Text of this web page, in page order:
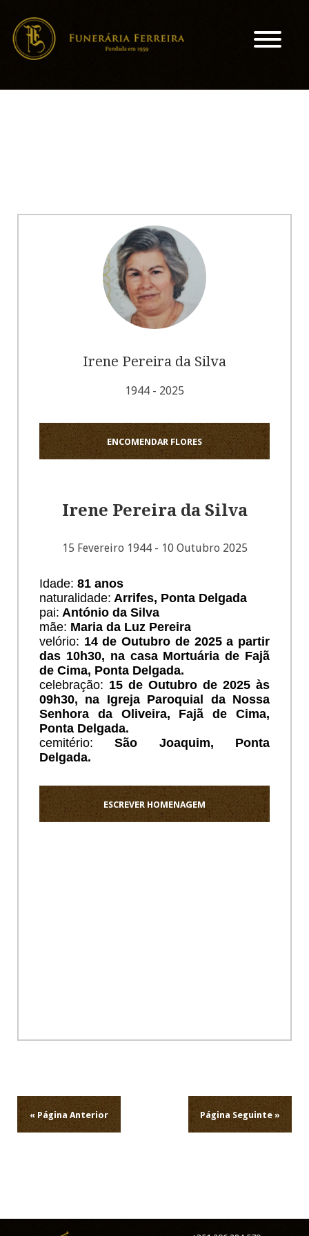
Irene Pereira da Silva
1944 - 2025
ENCOMENDAR FLORES
Irene Pereira da Silva
15 Fevereiro 1944 - 10 Outubro 2025
Idade: 81 anos
naturalidade: Arrifes, Ponta Delgada
pai: António da Silva
mãe: Maria da Luz Pereira
velório: 14 de Outubro de 2025 a partir
das 10h30, na casa Mortuária de Fajã
de Cima, Ponta Delgada.
celebração: 15 de Outubro de 2025 às
09h30, na Igreja Paroquial da Nossa
Senhora da Oliveira, Fajã de Cima,
Ponta Delgada.
cemitério: São Joaquim, Ponta
Delgada.
ESCREVER HOMENAGEM
de
artigos
Página Seguinte »
« Página Anterior